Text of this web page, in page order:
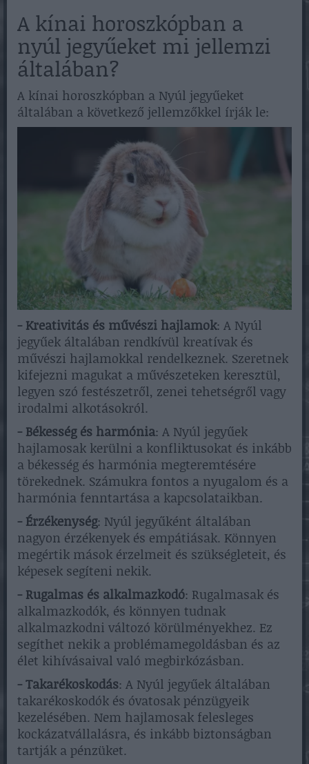
A kínai horoszkópban a
nyúl jegyűeket mi jellemzi
általában?
A kínai horoszkópban a Nyúl jegyűeket
általában a következő jellemzőkkel írják le:
- Kreativitás és művészi hajlamok: A Nyúl
jegyűek általában rendkívül kreatívak és
művészi hajlamokkal rendelkeznek. Szeretnek
kifejezni magukat a művészeteken keresztül,
legyen szó festészetről, zenei tehetségről vagy
irodalmi alkotásokról.
- Békesség és harmónia: A Nyúl jegyűek
hajlamosak kerülni a konfliktusokat és inkább
a békesség és harmónia megteremtésére
törekednek. Számukra fontos a nyugalom és a
harmónia fenntartása a kapcsolataikban.
- Érzékenység: Nyúl jegyűként általában
nagyon érzékenyek és empátiásak. Könnyen
megértik mások érzelmeit és szükségleteit, és
képesek segíteni nekik.
- Rugalmas és alkalmazkodó: Rugalmasak és
alkalmazkodók, és könnyen tudnak
alkalmazkodni változó körülményekhez. Ez
segíthet nekik a problémamegoldásban és az
élet kihívásaival való megbirkózásban.
- Takarékoskodás: A Nyúl jegyűek általában
takarékoskodók és óvatosak pénzügyeik
kezelésében. Nem hajlamosak felesleges
kockázatvállalásra, és inkább biztonságban
tartják a pénzüket.